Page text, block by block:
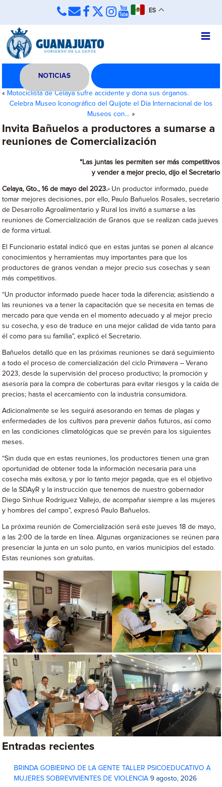
ES
NOTICIAS
« Motociclista de Celaya sufre accidente y dona sus órganos.
Celebra Museo Iconográfico del Quijote el Día Internacional de los
Museos con… »
Invita Bañuelos a productores a sumarse a
reuniones de Comercialización
*Las juntas les permiten ser más competitivos
y vender a mejor precio, dijo el Secretario
Celaya, Gto., 16 de mayo del 2023.-Un productor informado, puede
tomar mejores decisiones, por ello, Paulo Bañuelos Rosales, secretario
de Desarrollo Agroalimentario y Rural los invitó a sumarse a las
reuniones de Comercialización de Granos que se realizan cada jueves
de forma virtual.
El Funcionario estatal indicó que en estas juntas se ponen al alcance
conocimientos y herramientas muy importantes para que los
productores de granos vendan a mejor precio sus cosechas y sean
más competitivos.
“Un productor informado puede hacer toda la diferencia; asistiendo a
las reuniones va a tener la capacitación que se necesita en temas de
mercado para que venda en el momento adecuado y al mejor precio
su cosecha, y eso de traduce en una mejor calidad de vida tanto para
él como para su familia”, explicó el Secretario.
Bañuelos detalló que en las próximas reuniones se dará seguimiento
a todo el proceso de comercialización del ciclo Primavera – Verano
2023, desde la supervisión del proceso productivo; la promoción y
asesoría para la compra de coberturas para evitar riesgos y la caída de
precios; hasta el acercamiento con la industria consumidora.
Adicionalmente se les seguirá asesorando en temas de plagas y
enfermedades de los cultivos para prevenir daños futuros, así como
en las condiciones climatológicas que se prevén para los siguientes
meses.
“Sin duda que en estas reuniones, los productores tienen una gran
oportunidad de obtener toda la información necesaria para una
cosecha más exitosa, y por lo tanto mejor pagada, que es el objetivo
de la SDAyR y la instrucción que tenemos de nuestro gobernador
Diego Sinhue Rodríguez Vallejo, de acompañar siempre a las mujeres
y hombres del campo”, expresó Paulo Bañuelos.
La próxima reunión de Comercialización será este jueves 18 de mayo,
a las 2:00 de la tarde en línea. Algunas organizaciones se reúnen para
presenciar la junta en un solo punto, en varios municipios del estado.
Estas reuniones son gratuitas.
Entradas recientes
BRINDA GOBIERNO DE LA GENTE TALLER PSICOEDUCATIVO A
MUJERES SOBREVIVIENTES DE VIOLENCIA 9 agosto, 2026